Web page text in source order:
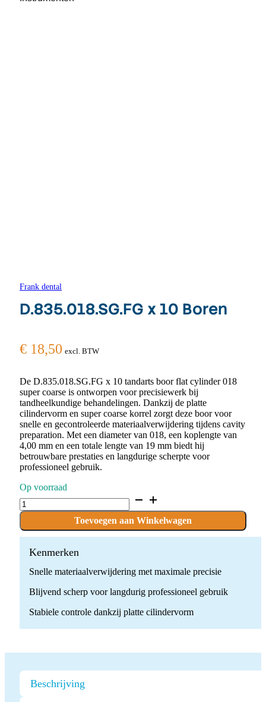
Frank dental
D.835.018.SG.FG x 10 Boren
€ 18,50 excl. BTW
De D.835.018.SG.FG x 10 tandarts boor flat cylinder 018
super coarse is ontworpen voor precisiewerk bij
tandheelkundige behandelingen. Dankzij de platte
cilindervorm en super coarse korrel zorgt deze boor voor
snelle en gecontroleerde materiaalverwijdering tijdens cavity
preparation. Met een diameter van 018, een koplengte van
4,00 mm en een totale lengte van 19 mm biedt hij
betrouwbare prestaties en langdurige scherpte voor
professioneel gebruik.
Op voorraad
D.835.018.SG.FG
x
Boren
quantity
Toevoegen aan Winkelwagen
Kenmerken
Snelle materiaalverwijdering met maximale precisie
Blijvend scherp voor langdurig professioneel gebruik
Stabiele controle dankzij platte cilindervorm
Beschrijving